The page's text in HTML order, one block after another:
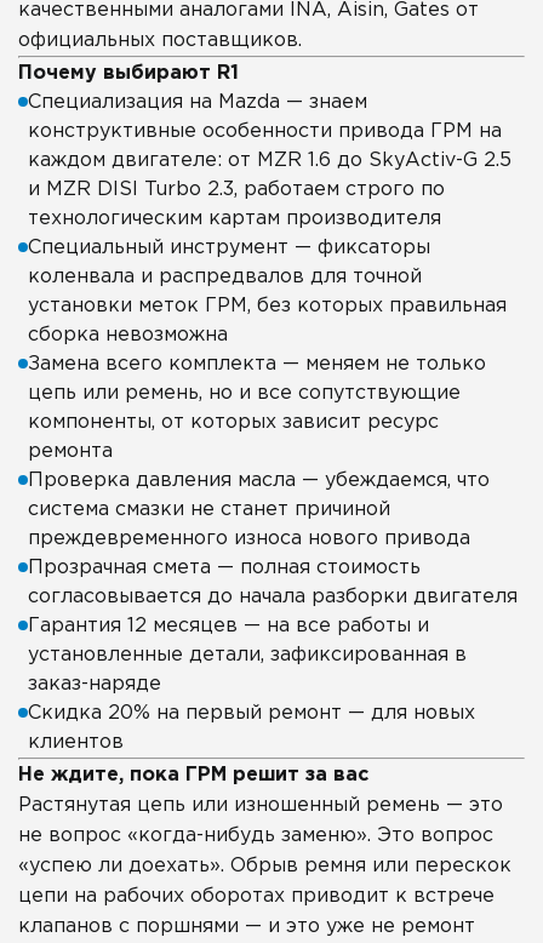
качественными аналогами INA, Aisin, Gates от
официальных поставщиков.
Почему выбирают R1
Специализация на Mazda — знаем
конструктивные особенности привода ГРМ на
каждом двигателе: от MZR 1.6 до SkyActiv-G 2.5
и MZR DISI Turbo 2.3, работаем строго по
технологическим картам производителя
Специальный инструмент — фиксаторы
коленвала и распредвалов для точной
установки меток ГРМ, без которых правильная
сборка невозможна
Замена всего комплекта — меняем не только
цепь или ремень, но и все сопутствующие
компоненты, от которых зависит ресурс
ремонта
Проверка давления масла — убеждаемся, что
система смазки не станет причиной
преждевременного износа нового привода
Прозрачная смета — полная стоимость
согласовывается до начала разборки двигателя
Гарантия 12 месяцев — на все работы и
установленные детали, зафиксированная в
заказ-наряде
Скидка 20% на первый ремонт — для новых
клиентов
Не ждите, пока ГРМ решит за вас
Растянутая цепь или изношенный ремень — это
не вопрос «когда-нибудь заменю». Это вопрос
«успею ли доехать». Обрыв ремня или перескок
цепи на рабочих оборотах приводит к встрече
клапанов с поршнями — и это уже не ремонт